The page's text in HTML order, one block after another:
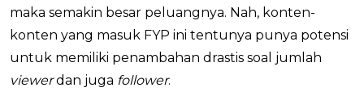
maka semakin besar peluangnya. Nah, konten-
konten yang masuk FYP ini tentunya punya potensi
untuk memiliki penambahan drastis soal jumlah
viewerdan juga follower.